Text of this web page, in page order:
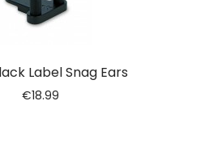
Label Snag Ears
€18.99